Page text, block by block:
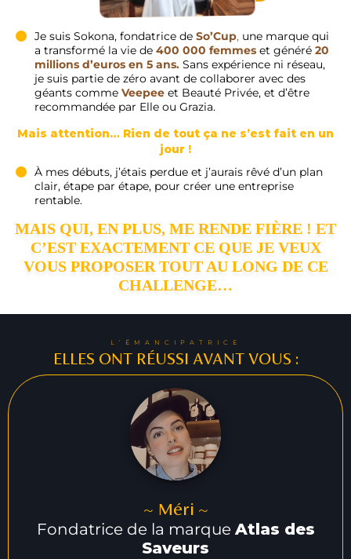
Je suis Sokona, fondatrice de So’Cup, une marque qui
a transformé la vie de 400 000 femmes et généré 20
millions d’euros en 5 ans. Sans expérience ni réseau,
je suis partie de zéro avant de collaborer avec des
géants comme Veepee et Beauté Privée, et d’être
recommandée par Elle ou Grazia.
Mais attention… Rien de tout ça ne s’est fait en un
jour !
À mes débuts, j’étais perdue et j’aurais rêvé d’un plan
clair, étape par étape, pour créer une entreprise
rentable.
MAIS QUI, EN PLUS, ME RENDE FIÈRE ! ET
C’EST EXACTEMENT CE QUE JE VEUX
VOUS PROPOSER TOUT AU LONG DE CE
CHALLENGE…
L’ÉMANCIPATRICE
ELLES ONT RÉUSSI AVANT VOUS :
~ Méri ~
Fondatrice de la marque Atlas des
Saveurs